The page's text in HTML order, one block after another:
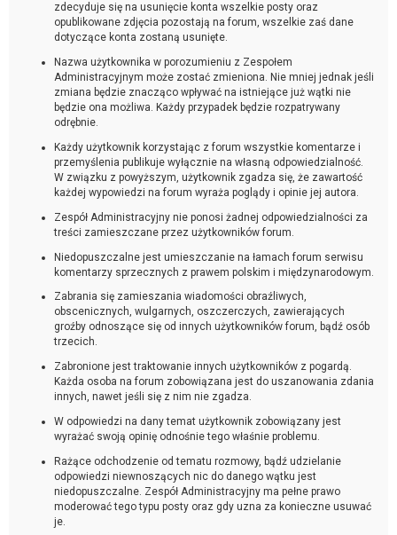
zdecyduje się na usunięcie konta wszelkie posty oraz
opublikowane zdjęcia pozostają na forum, wszelkie zaś dane
dotyczące konta zostaną usunięte.
Nazwa użytkownika w porozumieniu z Zespołem
Administracyjnym może zostać zmieniona. Nie mniej jednak jeśli
zmiana będzie znacząco wpływać na istniejące już wątki nie
będzie ona możliwa. Każdy przypadek będzie rozpatrywany
odrębnie.
Każdy użytkownik korzystając z forum wszystkie komentarze i
przemyślenia publikuje wyłącznie na własną odpowiedzialność.
W związku z powyższym, użytkownik zgadza się, że zawartość
każdej wypowiedzi na forum wyraża poglądy i opinie jej autora.
Zespół Administracyjny nie ponosi żadnej odpowiedzialności za
treści zamieszczane przez użytkowników forum.
Niedopuszczalne jest umieszczanie na łamach forum serwisu
komentarzy sprzecznych z prawem polskim i międzynarodowym.
Zabrania się zamieszania wiadomości obraźliwych,
obscenicznych, wulgarnych, oszczerczych, zawierających
groźby odnoszące się od innych użytkowników forum, bądź osób
trzecich.
Zabronione jest traktowanie innych użytkowników z pogardą.
Każda osoba na forum zobowiązana jest do uszanowania zdania
innych, nawet jeśli się z nim nie zgadza.
W odpowiedzi na dany temat użytkownik zobowiązany jest
wyrażać swoją opinię odnośnie tego właśnie problemu.
Rażące odchodzenie od tematu rozmowy, bądź udzielanie
odpowiedzi niewnoszących nic do danego wątku jest
niedopuszczalne. Zespół Administracyjny ma pełne prawo
moderować tego typu posty oraz gdy uzna za konieczne usuwać
je.